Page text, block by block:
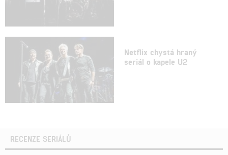
Netflix chystá hraný
seriál o kapele U2
RECENZE SERIÁLŮ